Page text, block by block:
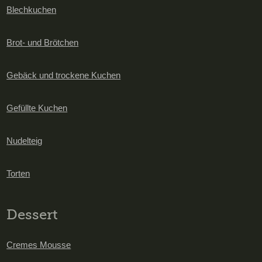
Blechkuchen
Brot- und Brötchen
Gebäck und trockene Kuchen
Gefüllte Kuchen
Nudelteig
Torten
Dessert
Cremes Mousse